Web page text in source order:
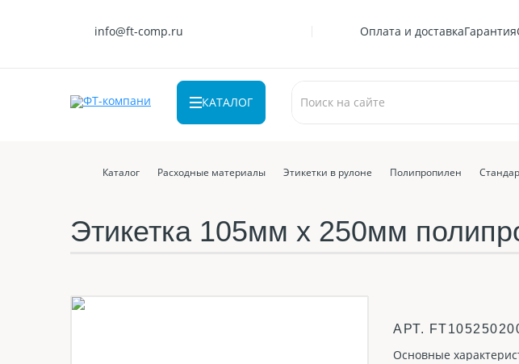
info@ft-comp.ru Оплата и доставкаГарантия
КАТАЛОГ
Каталог Расходные материалы Этикетки в рулоне Полипропилен
Этикетка 105мм х 250мм
АРТ.
Основные